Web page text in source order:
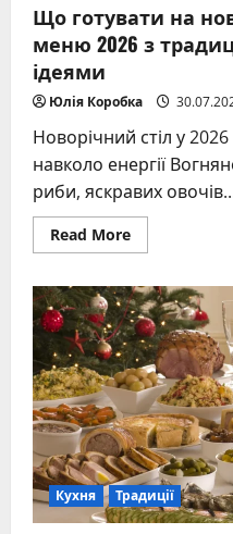
Що готувати на
меню 2026 з
ідеями
Юлія Коробка
Новорічний стіл у
навколо енергії
риби, яскравих
Read MoreRead
more
готувати
на
новий
рік:
повний
гід
по
меню
2026
з
традиціями
та
сучасними
ідеями
Кухня Традиції